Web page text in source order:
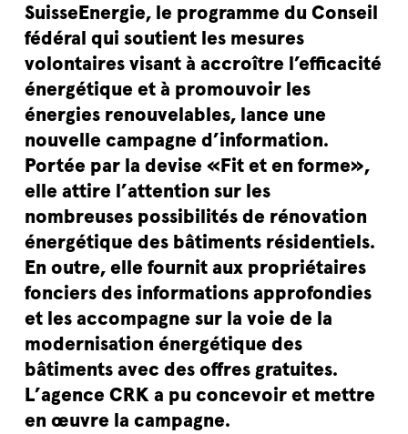
SuisseEnergie, le programme du Conseil
fédéral qui soutient les mesures
volontaires visant à accroître l’efficacité
énergétique et à promouvoir les
énergies renouvelables, lance une
nouvelle campagne d’information.
Portée par la devise «Fit et en forme»,
elle attire l’attention sur les
nombreuses possibilités de rénovation
énergétique des bâtiments résidentiels.
En outre, elle fournit aux propriétaires
fonciers des informations approfondies
et les accompagne sur la voie de la
modernisation énergétique des
bâtiments avec des offres gratuites.
L’agence CRK a pu concevoir et mettre
en œuvre la campagne.